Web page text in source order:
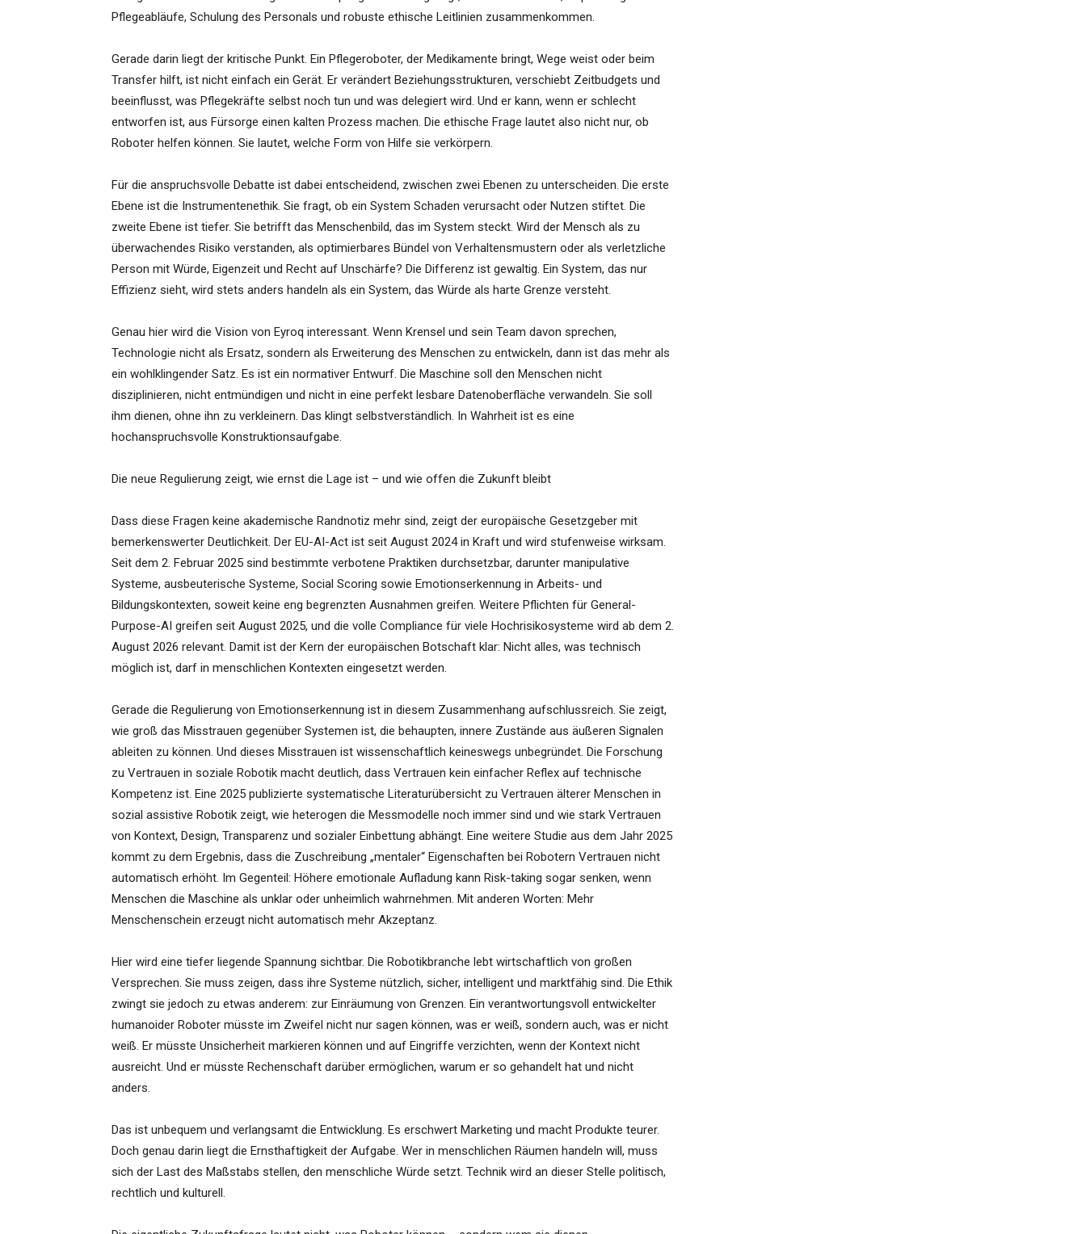
Pflegeabläufe, Schulung des Personals und robuste ethische Leitlinien zusammenkommen.
Gerade darin liegt der kritische Punkt. Ein Pflegeroboter, der Medikamente bringt, Wege weist oder beim
Transfer hilft, ist nicht einfach ein Gerät. Er verändert Beziehungsstrukturen, verschiebt Zeitbudgets und
beeinflusst, was Pflegekräfte selbst noch tun und was delegiert wird. Und er kann, wenn er schlecht
entworfen ist, aus Fürsorge einen kalten Prozess machen. Die ethische Frage lautet also nicht nur, ob
Roboter helfen können. Sie lautet, welche Form von Hilfe sie verkörpern.
Für die anspruchsvolle Debatte ist dabei entscheidend, zwischen zwei Ebenen zu unterscheiden. Die erste
Ebene ist die Instrumentenethik. Sie fragt, ob ein System Schaden verursacht oder Nutzen stiftet. Die
zweite Ebene ist tiefer. Sie betrifft das Menschenbild, das im System steckt. Wird der Mensch als zu
überwachendes Risiko verstanden, als optimierbares Bündel von Verhaltensmustern oder als verletzliche
Person mit Würde, Eigenzeit und Recht auf Unschärfe? Die Differenz ist gewaltig. Ein System, das nur
Effizienz sieht, wird stets anders handeln als ein System, das Würde als harte Grenze versteht.
Genau hier wird die Vision von Eyroq interessant. Wenn Krensel und sein Team davon sprechen,
Technologie nicht als Ersatz, sondern als Erweiterung des Menschen zu entwickeln, dann ist das mehr als
ein wohlklingender Satz. Es ist ein normativer Entwurf. Die Maschine soll den Menschen nicht
disziplinieren, nicht entmündigen und nicht in eine perfekt lesbare Datenoberfläche verwandeln. Sie soll
ihm dienen, ohne ihn zu verkleinern. Das klingt selbstverständlich. In Wahrheit ist es eine
hochanspruchsvolle Konstruktionsaufgabe.
Die neue Regulierung zeigt, wie ernst die Lage ist – und wie offen die Zukunft bleibt
Dass diese Fragen keine akademische Randnotiz mehr sind, zeigt der europäische Gesetzgeber mit
bemerkenswerter Deutlichkeit. Der EU-AI-Act ist seit August 2024 in Kraft und wird stufenweise wirksam.
Seit dem 2. Februar 2025 sind bestimmte verbotene Praktiken durchsetzbar, darunter manipulative
Systeme, ausbeuterische Systeme, Social Scoring sowie Emotionserkennung in Arbeits- und
Bildungskontexten, soweit keine eng begrenzten Ausnahmen greifen. Weitere Pflichten für General-
Purpose-AI greifen seit August 2025, und die volle Compliance für viele Hochrisikosysteme wird ab dem 2.
August 2026 relevant. Damit ist der Kern der europäischen Botschaft klar: Nicht alles, was technisch
möglich ist, darf in menschlichen Kontexten eingesetzt werden.
Gerade die Regulierung von Emotionserkennung ist in diesem Zusammenhang aufschlussreich. Sie zeigt,
wie groß das Misstrauen gegenüber Systemen ist, die behaupten, innere Zustände aus äußeren Signalen
ableiten zu können. Und dieses Misstrauen ist wissenschaftlich keineswegs unbegründet. Die Forschung
zu Vertrauen in soziale Robotik macht deutlich, dass Vertrauen kein einfacher Reflex auf technische
Kompetenz ist. Eine 2025 publizierte systematische Literaturübersicht zu Vertrauen älterer Menschen in
sozial assistive Robotik zeigt, wie heterogen die Messmodelle noch immer sind und wie stark Vertrauen
von Kontext, Design, Transparenz und sozialer Einbettung abhängt. Eine weitere Studie aus dem Jahr 2025
kommt zu dem Ergebnis, dass die Zuschreibung „mentaler“ Eigenschaften bei Robotern Vertrauen nicht
automatisch erhöht. Im Gegenteil: Höhere emotionale Aufladung kann Risk-taking sogar senken, wenn
Menschen die Maschine als unklar oder unheimlich wahrnehmen. Mit anderen Worten: Mehr
Menschenschein erzeugt nicht automatisch mehr Akzeptanz.
Hier wird eine tiefer liegende Spannung sichtbar. Die Robotikbranche lebt wirtschaftlich von großen
Versprechen. Sie muss zeigen, dass ihre Systeme nützlich, sicher, intelligent und marktfähig sind. Die Ethik
zwingt sie jedoch zu etwas anderem: zur Einräumung von Grenzen. Ein verantwortungsvoll entwickelter
humanoider Roboter müsste im Zweifel nicht nur sagen können, was er weiß, sondern auch, was er nicht
weiß. Er müsste Unsicherheit markieren können und auf Eingriffe verzichten, wenn der Kontext nicht
ausreicht. Und er müsste Rechenschaft darüber ermöglichen, warum er so gehandelt hat und nicht
anders.
Das ist unbequem und verlangsamt die Entwicklung. Es erschwert Marketing und macht Produkte teurer.
Doch genau darin liegt die Ernsthaftigkeit der Aufgabe. Wer in menschlichen Räumen handeln will, muss
sich der Last des Maßstabs stellen, den menschliche Würde setzt. Technik wird an dieser Stelle politisch,
rechtlich und kulturell.